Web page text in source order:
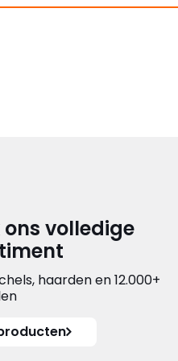
ons volledige
haarden en 12.000+